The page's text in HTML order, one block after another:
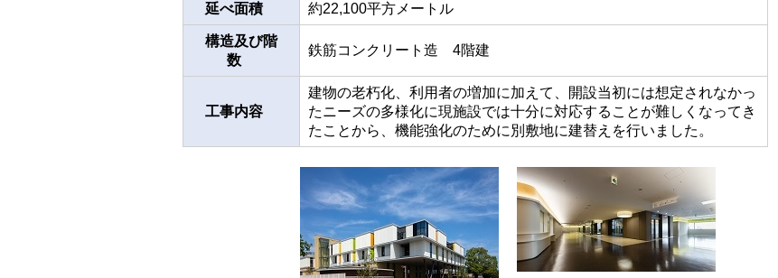
延べ面積 約22,100平方メートル
構造及び階
数
鉄筋コンクリート造 4階建
工事内容
建物の老朽化、利用者の増加に加えて、開設当初には想定されなかっ
たニーズの多様化に現施設では十分に対応することが難しくなってき
たことから、機能強化のために別敷地に建替えを行いました。